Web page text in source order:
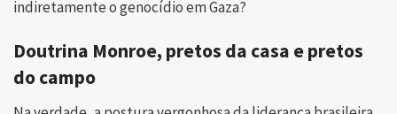
indiretamente o genocídio em Gaza?
Doutrina Monroe, pretos da casa e pretos
do campo